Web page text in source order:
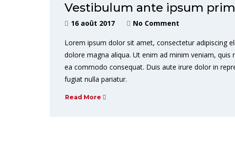
Vestibulum ante ipsum
16 août 2017 No Comment
Lorem ipsum dolor sit amet, consectetur adipiscing
dolore magna aliqua. Ut enim ad minim veniam,
ea commodo consequat. Duis aute irure dolor in
fugiat nulla pariatur.
Read More